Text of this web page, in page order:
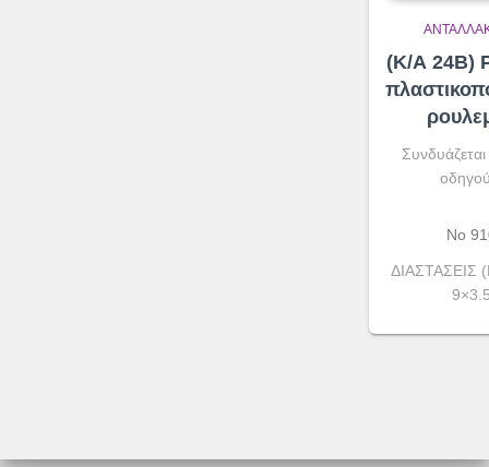
(Κ/Α 24Β)
No
ΔΙΑΣΤΑΣΕΙΣ